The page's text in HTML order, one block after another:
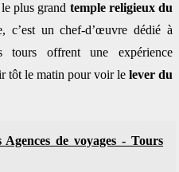
plus grand temple religieux du
c’est un chef-d’œuvre dédié à
tours offrent une expérience
tôt le matin pour voir le lever du
Agences de voyages - Tours